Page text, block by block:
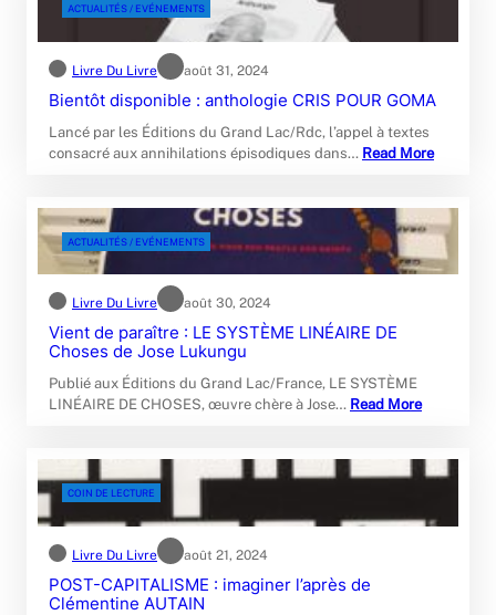
ACTUALITÉS / EVÉNEMENTS
Livre Du Livre août 31, 2024
Bientôt disponible : anthologie CRIS POUR GOMA
Lancé par les Éditions du Grand Lac/Rdc, l’appel à textes
consacré aux annihilations épisodiques dans… Read More
ACTUALITÉS / EVÉNEMENTS
Livre Du Livre août 30, 2024
Vient de paraître : LE SYSTÈME LINÉAIRE DE
Choses de Jose Lukungu
Publié aux Éditions du Grand Lac/France, LE SYSTÈME
LINÉAIRE DE CHOSES, œuvre chère à Jose… Read More
COIN DE LECTURE
Livre Du Livre août 21, 2024
POST-CAPITALISME : imaginer l’après de
Clémentine AUTAIN